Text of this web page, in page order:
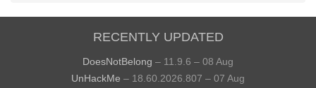
RECENTLY UPDATED
DoesNotBelong – 11.9.6 – 08 Aug
UnHackMe – 18.60.2026.807 – 07 Aug